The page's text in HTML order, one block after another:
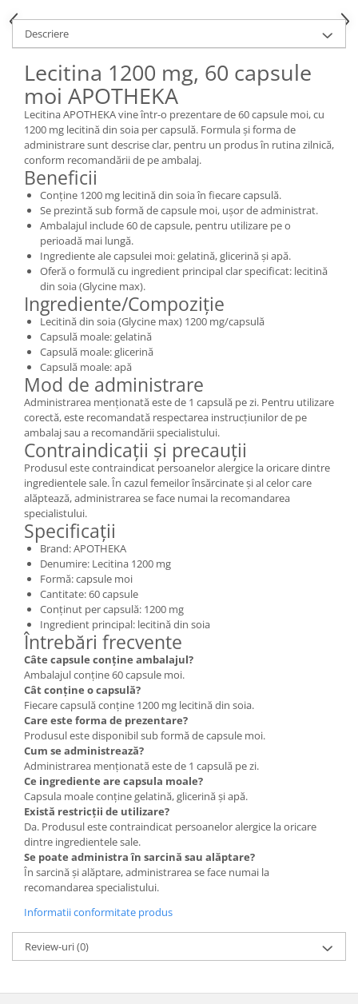
Descriere
Lecitina 1200 mg, 60 capsule
moi APOTHEKA
Lecitina APOTHEKA vine într-o prezentare de 60 capsule moi, cu
1200 mg lecitină din soia per capsulă. Formula și forma de
administrare sunt descrise clar, pentru un produs în rutina zilnică,
conform recomandării de pe ambalaj.
Beneficii
Conține 1200 mg lecitină din soia în fiecare capsulă.
Se prezintă sub formă de capsule moi, ușor de administrat.
Ambalajul include 60 de capsule, pentru utilizare pe o
perioadă mai lungă.
Ingrediente ale capsulei moi: gelatină, glicerină și apă.
Oferă o formulă cu ingredient principal clar specificat: lecitină
din soia (Glycine max).
Ingrediente/Compoziție
Lecitină din soia (Glycine max) 1200 mg/capsulă
Capsulă moale: gelatină
Capsulă moale: glicerină
Capsulă moale: apă
Mod de administrare
Administrarea menționată este de 1 capsulă pe zi. Pentru utilizare
corectă, este recomandată respectarea instrucțiunilor de pe
ambalaj sau a recomandării specialistului.
Contraindicații și precauții
Produsul este contraindicat persoanelor alergice la oricare dintre
ingredientele sale. În cazul femeilor însărcinate și al celor care
alăptează, administrarea se face numai la recomandarea
specialistului.
Specificații
Brand: APOTHEKA
Denumire: Lecitina 1200 mg
Formă: capsule moi
Cantitate: 60 capsule
Conținut per capsulă: 1200 mg
Ingredient principal: lecitină din soia
Întrebări frecvente
Câte capsule conține ambalajul?
Ambalajul conține 60 capsule moi.
Cât conține o capsulă?
Fiecare capsulă conține 1200 mg lecitină din soia.
Care este forma de prezentare?
Produsul este disponibil sub formă de capsule moi.
Cum se administrează?
Administrarea menționată este de 1 capsulă pe zi.
Ce ingrediente are capsula moale?
Capsula moale conține gelatină, glicerină și apă.
Există restricții de utilizare?
Da. Produsul este contraindicat persoanelor alergice la oricare
dintre ingredientele sale.
Se poate administra în sarcină sau alăptare?
În sarcină și alăptare, administrarea se face numai la
recomandarea specialistului.
Informatii conformitate produs
Review-uri(0)